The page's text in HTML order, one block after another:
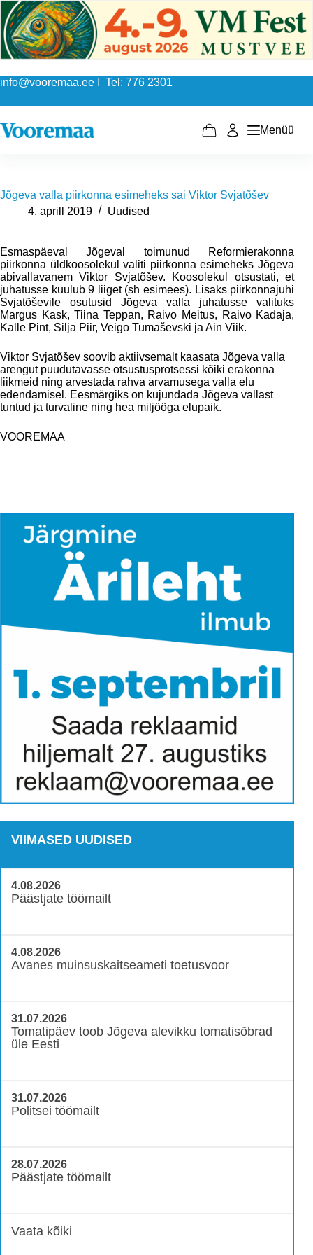
Skip
to
content
info@vooremaa.ee I Tel: 776 2301
Shopping
Menüü
Jõgeva valla piirkonna esimeheks sai Viktor Svjatõšev
4. aprill 2019
Uudised
Esmaspäeval Jõgeval toimunud Reformierakonna
piirkonna üldkoosolekul valiti piirkonna esimeheks Jõgeva
abivallavanem Viktor Svjatõšev. Koosolekul otsustati, et
juhatusse kuulub 9 liiget (sh esimees). Lisaks piirkonnajuhi
Svjatõševile osutusid Jõgeva valla juhatusse valituks
Margus Kask, Tiina Teppan, Raivo Meitus, Raivo Kadaja,
Kalle Pint, Silja Piir, Veigo Tumaševski ja Ain Viik.
Viktor Svjatõšev soovib aktiivsemalt kaasata Jõgeva valla
arengut puudutavasse otsustusprotsessi kõiki erakonna
liikmeid ning arvestada rahva arvamusega valla elu
edendamisel. Eesmärgiks on kujundada Jõgeva vallast
tuntud ja turvaline ning hea miljööga elupaik.
VOOREMAA
VIIMASED UUDISED
4.08.2026
Päästjate töömailt
4.08.2026
Avanes muinsuskaitseameti toetusvoor
31.07.2026
Tomatipäev toob Jõgeva alevikku tomatisõbrad
üle Eesti
31.07.2026
Politsei töömailt
28.07.2026
Päästjate töömailt
Vaata kõiki